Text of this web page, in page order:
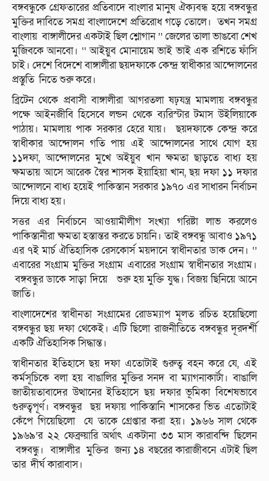
বঙ্গবন্ধুকে গ্রেফতারের প্রতিবাদে বাংলার মানুষ ঐক্যবন্ধ হয়ে বঙ্গবন্ধুর
মুক্তির দাবিতে সমগ্র বাংলাদেশে প্রতিরোধ গড়ে তোলে। তখন সমগ্র
বাংলায় বাঙ্গালীদের একটাই ছিল শ্লোগান ’’ জেলের তালা ভাঙবো শেখ
মুজিবকে আনবো। ‘‘ আইয়ুব মোনায়েম ভাই ভাই এক রশিতে ফাঁসি
চাই। দেশে বিদেশে বাঙ্গালীরা ছয়দফাকে কেন্দ্র স্বাধীকার আন্দোলনের
প্রস্তুতি নিতে শুরু করে।
ব্রিটেন থেকে প্রবাসী বাঙ্গালীরা আগরতলা ষঢ়যন্ত্র মামলায় বঙ্গবন্ধুর
পক্ষে আইনজীবি হিসেবে লন্ডন থেকে ব্যরিস্টার টমাস উইলিয়াকে
পাঠায়। মামলায় পাক সরকার হেরে যায়। ছয়দফাকে কেন্দ্র করে
স্বাধীকার আন্দোলন গতি পায় এই আন্দোলনের সাথে যোগ হয়
১১দফা, আন্দোলনের মুখে অইয়ুব খান ক্ষমতা ছাড়তে বাধ্য হয়
ক্ষমতায় আসে আরেক স্বৈর শাসক ইয়াহিয়া খান, ছয় দফা ১১ দফার
আন্দোলনে বাধ্য হয়েই পাকিস্তান সরকার ১৯৭০ এর সাধারন নির্বাচন
দিয়ে বাধ্য হয়।
সত্তর এর নির্বাচনে আওয়ামীলীগ সংখ্যা গরিষ্টা লাভ করলেও
পাকিস্তানীরা ক্ষমতা হস্তান্তর করতে চায়নি। তাই বঙ্গবন্ধু আবাও ১৯৭১
এর ৭ই মার্চ ঐতিহাসিক রেসকোর্স ময়দানে স্বাধীনতার ডাক দেন। ‘’
এবারের সংগ্রাম মুক্তির সংগ্রাম এবারের সংগ্রাম স্বাধীনতার সংগ্রাম।
বঙ্গবন্ধুর ডাকে সাড়া দিয়ে শুরু হয় মুক্তি যুদ্ধ। বিজয় ছিনিয়ে আনে
জাতি।
বাংলাদেশের স্বাধীনতা সংগ্রামের রোডম্যাপ মূলত রচিত হয়েছিলো
বঙ্গবন্ধুর ছয় দফা থেকেই। এটি ছিলো রাজনীতিতে বঙ্গবন্ধুর দূরদর্শী
একটি ঐতিহাসিক সিদ্ধান্ত।
স্বাধীনতার ইতিহাসে ছয় দফা এতোটাই গুরুত্ব বহন করে যে, এই
কর্মসূচিকে বলা হয় বাঙালির মুক্তির সনদ বা ম্যাগনাকার্টা। বাঙালি
জাতীয়তাবাদের উত্থানের ইতিহাসে ছয় দফার ভূমিকা বিশেষভাবে
গুরুত্বপূর্ণ। বঙ্গবন্ধুর ছয় দফায় পাকিস্তানি শাসকের ভিত এতোটাই
কেঁপে গিয়েছিলো যে তাকে গ্রেপ্তার করা হয়। ১৯৬৬ সাল থেকে
১৯৬৯’র ২২ ফেব্রুয়ারি অর্থাৎ একটানা ৩৩ মাস কারাবন্দি ছিলেন
বঙ্গবন্ধু। বাঙ্গালীর মুক্তির জন্য ১৪ বছরের কারাজীবনে এটাই ছিল
তার দীর্ঘ কারাবাস।